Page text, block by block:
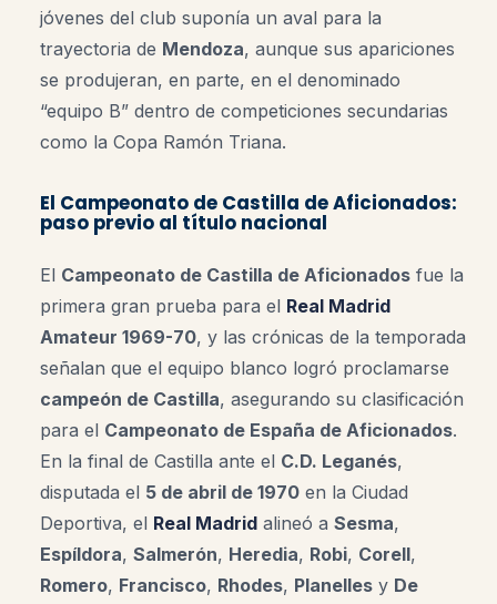
jóvenes del club suponía un aval para la
trayectoria de Mendoza, aunque sus apariciones
se produjeran, en parte, en el denominado
“equipo B” dentro de competiciones secundarias
como la Copa Ramón Triana.
El Campeonato de Castilla de Aficionados:
paso previo al título nacional
El Campeonato de Castilla de Aficionados fue la
primera gran prueba para el Real Madrid
Amateur 1969-70, y las crónicas de la temporada
señalan que el equipo blanco logró proclamarse
campeón de Castilla, asegurando su clasificación
para el Campeonato de España de Aficionados.
En la final de Castilla ante el C.D. Leganés,
disputada el 5 de abril de 1970 en la Ciudad
Deportiva, el Real Madrid alineó a Sesma,
Espíldora, Salmerón, Heredia, Robi, Corell,
Romero, Francisco, Rhodes, Planelles y De